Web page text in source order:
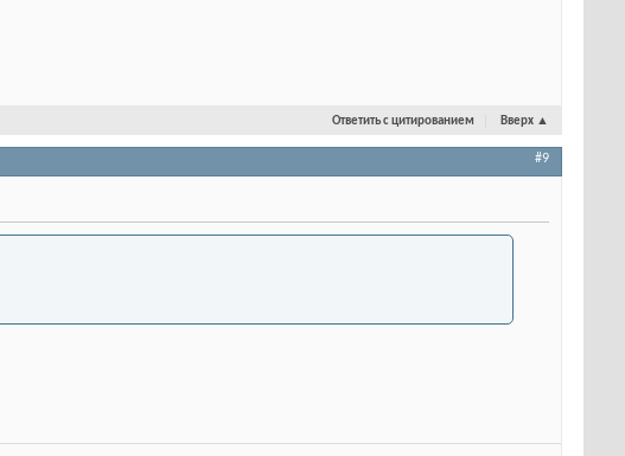
Ответить с цитированием Вверх ▲
#9